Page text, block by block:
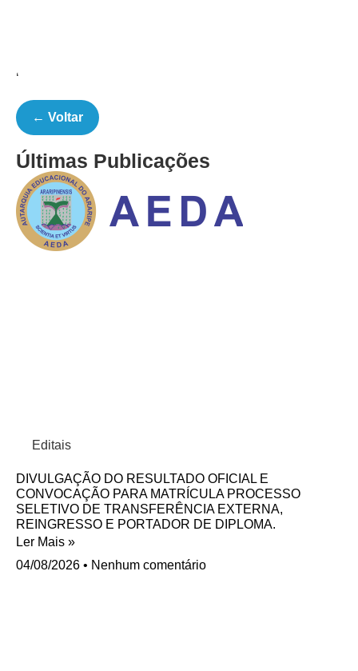
‘
← Voltar
Últimas Publicações
Editais
DIVULGAÇÃO DO RESULTADO OFICIAL E
CONVOCAÇÃO PARA MATRÍCULA PROCESSO
SELETIVO DE TRANSFERÊNCIA EXTERNA,
REINGRESSO E PORTADOR DE DIPLOMA.
Ler Mais »
04/08/2026
Nenhum comentário